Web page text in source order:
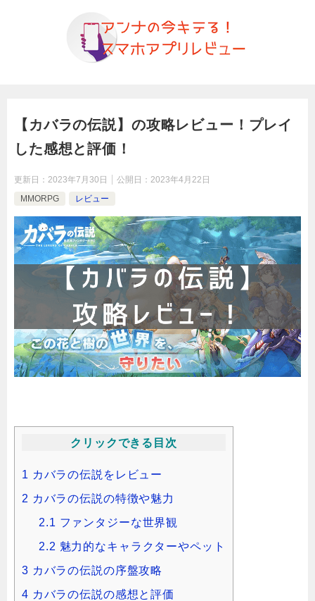
【カバラの伝説】の攻略レビュー！プレイ
した感想と評価！
更新日： 2023年7月30日 公開日： 2023年4月22日
MMORPG
レビュー
クリックできる目次
1 カバラの伝説をレビュー
2 カバラの伝説の特徴や魅力
2.1 ファンタジーな世界観
2.2 魅力的なキャラクターやペット
3 カバラの伝説の序盤攻略
4 カバラの伝説の感想と評価